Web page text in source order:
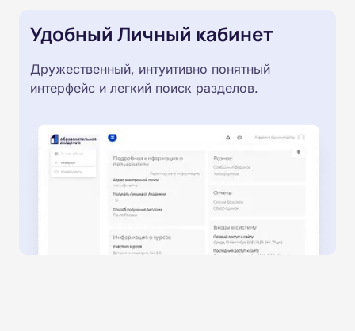
Удобный Личный кабинет
Дружественный, интуитивно понятный
интерфейс и легкий поиск разделов.